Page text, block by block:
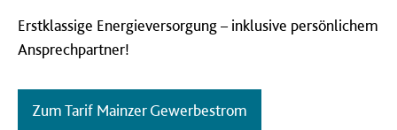
Erstklassige Energieversorgung – inklusive persönlichem
Ansprechpartner!
Zum Tarif Mainzer Gewerbestrom